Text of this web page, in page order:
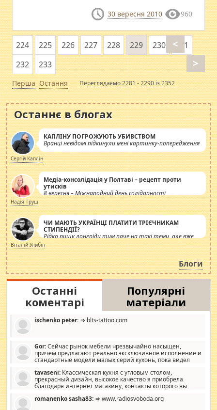
30 вересня 2010 960
Перша
<
224 225 226 227 228 229 230
231
232
233 >
Остання Переглядаємо 2281 - 2290 із 2352
Останнє в блогах
КАПЛІНУ ПОГРОЖУЮТЬ УБИВСТВОМ
Вранці невідомі підкинули мені картинку-попередження
Сергій Каплін
Медіа-консолідація у Полтаві – рецепт проти
утисків
8 вересня – Міжнародний день солідарності
журналістів.
Надія Труш
ЧИ МАЮТЬ УКРАЇНЦІ ПЛАТИТИ ТРІЄЧНИКАМ
СТИПЕНДІЇ?
Рідко пишу лонгріди тим паче на такі теми, але вже
просто дістало! Обурюють сьогоднішні інсенуації
навколо стипендіального питання. Штучно
роздувається ще одна соціальна катастрофа.
Віталій Улибін
Блоги
Останні
коментарі
Популярні
матеріали
ischenko peter: ⇒ blts-tattoo.com
Gor:Сейчас рынок мебели чрезвычайно насыщен,
причем предлагают реально эксклюзивное исполнение и
стандартные модели малых серий кухонь, пока видел
стандартные формы, в MebelOk, креативненько и что главное -
со вкусом все в порядке, без ненужных наворотов удорожающих
мебель, а это не последний фактор.
tavaseni: Классическая кухня с угловым столом,
прекрасный дизайн, высокое качество я приобрела
благодаря интернет магазину, контакты которого вы
romanenko sasha83: ⇒ www.radiosvoboda.org